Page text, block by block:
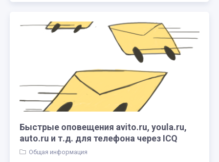
Быстрые оповещения avito.ru, youla.ru,
auto.ru и т.д. для телефона через ICQ
Общая информация